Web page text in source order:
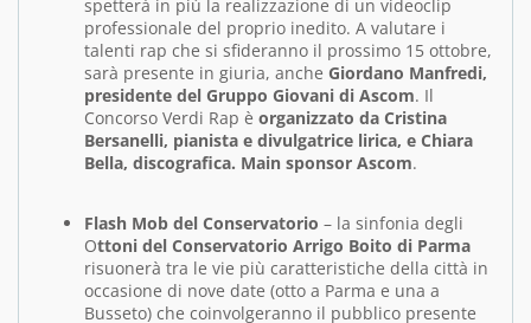
spetterà in più la realizzazione di un videoclip
professionale del proprio inedito. A valutare i
talenti rap che si sfideranno il prossimo 15 ottobre,
sarà presente in giuria, anche Giordano Manfredi,
presidente del Gruppo Giovani di Ascom. Il
Concorso Verdi Rap è organizzato da Cristina
Bersanelli, pianista e divulgatrice lirica, e Chiara
Bella, discografica. Main sponsor Ascom.
Flash Mob del Conservatorio – la sinfonia degli
Ottoni del Conservatorio Arrigo Boito di Parma
risuonerà tra le vie più caratteristiche della città in
occasione di nove date (otto a Parma e una a
Busseto) che coinvolgeranno il pubblico presente